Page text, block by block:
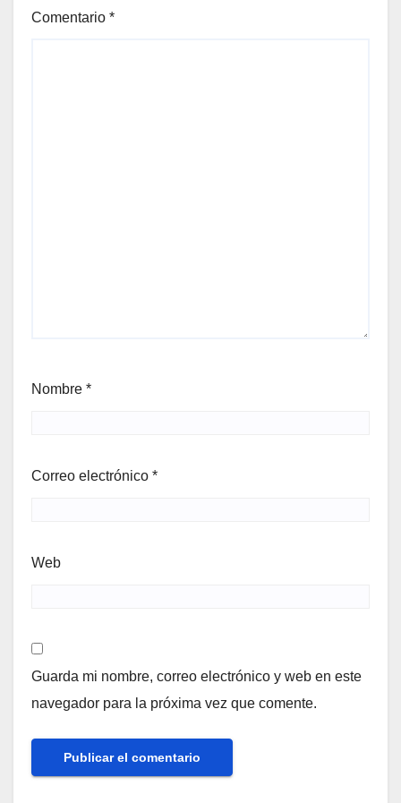
Comentario *
Nombre *
Correo electrónico *
Web
Guarda mi nombre, correo electrónico y web en este
navegador para la próxima vez que comente.